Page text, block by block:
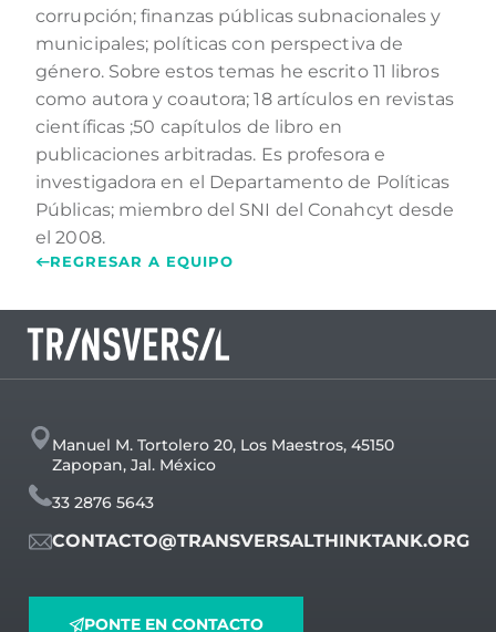
corrupción; finanzas públicas subnacionales y
municipales; políticas con perspectiva de
género. Sobre estos temas he escrito 11 libros
como autora y coautora; 18 artículos en revistas
científicas ;50 capítulos de libro en
publicaciones arbitradas. Es profesora e
investigadora en el Departamento de Políticas
Públicas; miembro del SNI del Conahcyt desde
el 2008.
REGRESAR A EQUIPO
Manuel M. Tortolero 20, Los Maestros, 45150
Zapopan, Jal. México
33 2876 5643
CONTACTO@TRANSVERSALTHINKTANK.ORG
PONTE EN CONTACTO